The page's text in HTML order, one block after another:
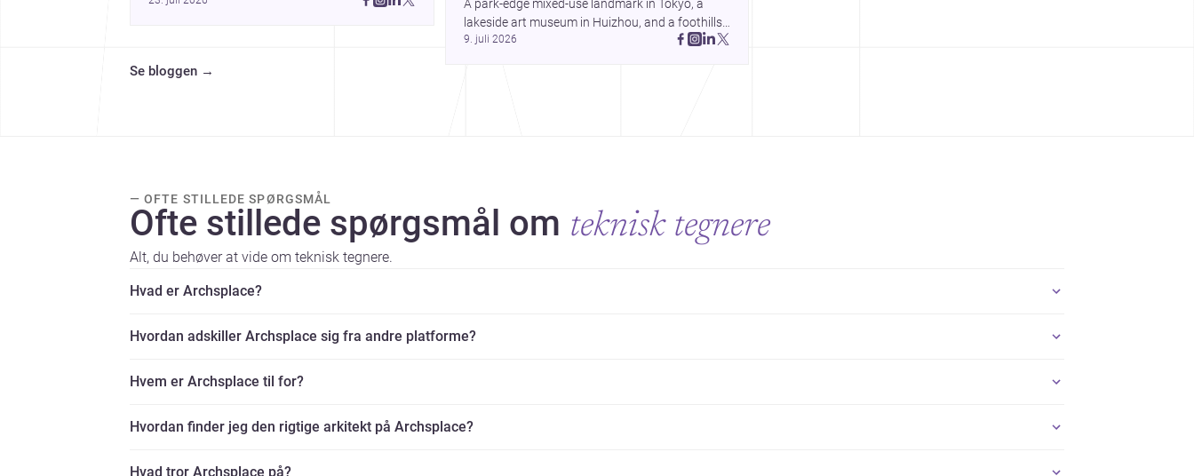
A park-edge mixed-use landmark in Tokyo, a
lakeside art museum in Huizhou, and a foothills
countryside house in Cayambe show
9. juli 2026
Se bloggen →
— OFTE STILLEDE SPØRGSMÅL
Ofte stillede spørgsmål om teknisk tegnere
Alt, du behøver at vide om teknisk tegnere.
Hvad er Archsplace?
Hvordan adskiller Archsplace sig fra andre platforme?
Hvem er Archsplace til for?
Hvordan finder jeg den rigtige arkitekt på Archsplace?
Hvad tror Archsplace på?